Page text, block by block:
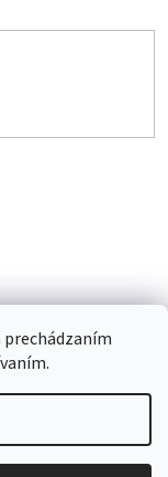
Upraviť